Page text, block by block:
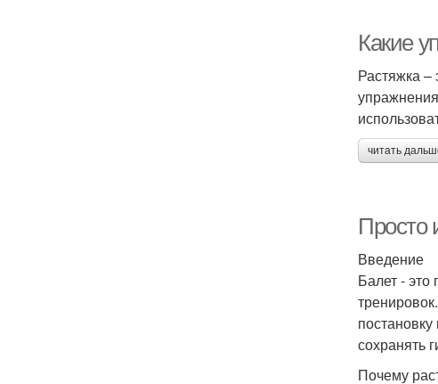
Какие
Растяжка –
читать
Просто
Введение
Балет - это
сохранять
Почему